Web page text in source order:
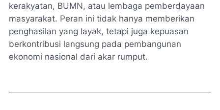
kerakyatan, BUMN, atau lembaga pemberdayaan
masyarakat. Peran ini tidak hanya memberikan
penghasilan yang layak, tetapi juga kepuasan
berkontribusi langsung pada pembangunan
ekonomi nasional dari akar rumput.